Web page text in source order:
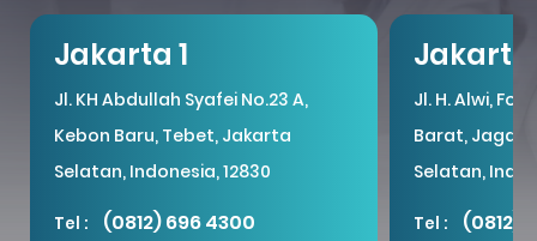
Jakarta 1
Jl. KH Abdullah Syafei No.23 A,
Kebon Baru, Tebet, Jakarta
Selatan, Indonesia, 12830
Tel : (0812) 696 4300
Jakarta
Jl. H. Alwi,
Barat,
Selatan,
Tel : (0812)